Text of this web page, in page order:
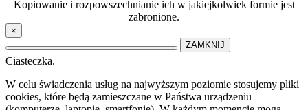
Kopiowanie i rozpowszechnianie ich w jakiejkolwiek formie jest
zabronione.
×
ZAMKNIJ
Ciasteczka.
W celu świadczenia usług na najwyższym poziomie stosujemy pliki
cookies, które będą zamieszczane w Państwa urządzeniu